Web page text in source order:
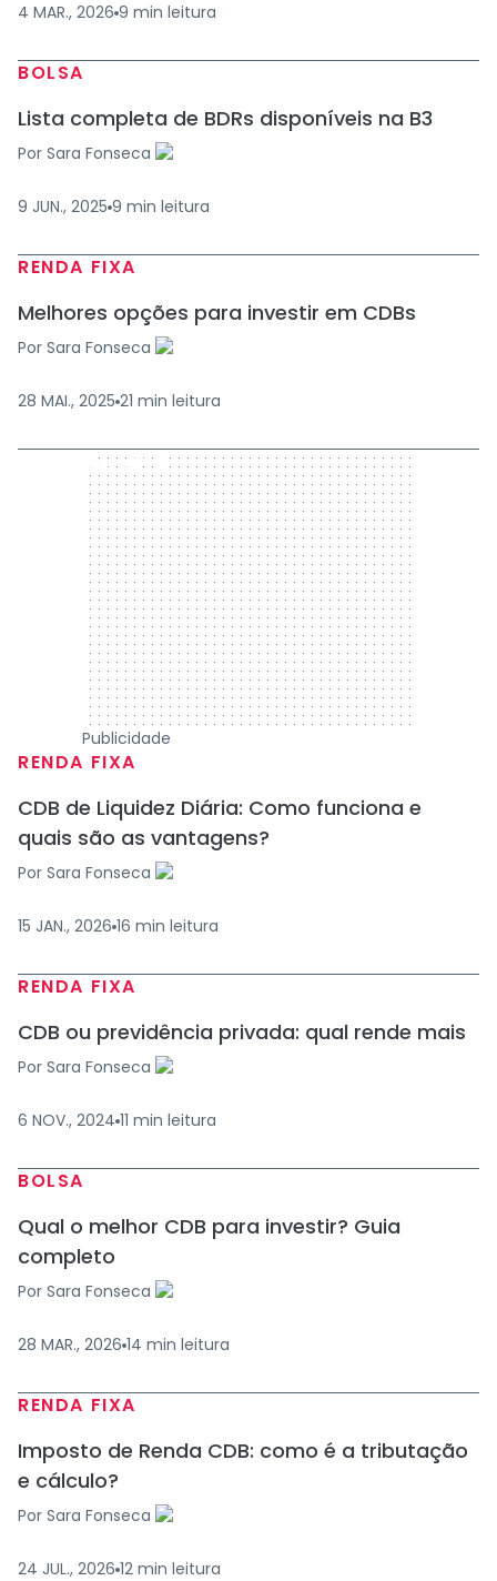
4 MAR., 2026 9 min leitura
BOLSA
Lista completa de BDRs disponíveis na B3
Por Sara Fonseca
9 JUN., 2025 9 min leitura
RENDA FIXA
Melhores opções para investir em CDBs
Por Sara Fonseca
28 MAI., 2025 21 min leitura
300 x 250
Publicidade
RENDA FIXA
CDB de Liquidez Diária: Como funciona e
quais são as vantagens?
Por Sara Fonseca
15 JAN., 2026 16 min leitura
RENDA FIXA
CDB ou previdência privada: qual rende mais
Por Sara Fonseca
6 NOV., 2024 11 min leitura
BOLSA
Qual o melhor CDB para investir? Guia
completo
Por Sara Fonseca
28 MAR., 2026 14 min leitura
RENDA FIXA
Imposto de Renda CDB: como é a tributação
e cálculo?
Por Sara Fonseca
24 JUL., 2026 12 min leitura